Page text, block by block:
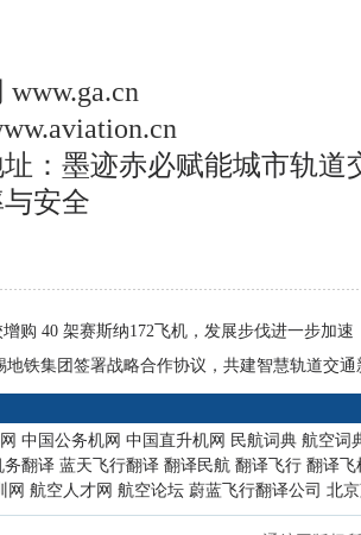
www.ga.cn
： 墨迹赤必赋能城市轨道
安全
购 40 架赛斯纳172飞机，发展步伐进一步加速
地铁集团签署战略合作协议，共建智慧轨道交通
中国公务机网 中国直升机网 民航词典 航空词
务翻译 蓝天飞行翻译 翻译民航 翻译飞行 翻译飞
网 航空人才网 航空论坛 蔚蓝飞行翻译公司 北